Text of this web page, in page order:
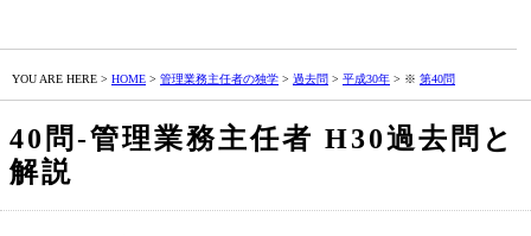
YOU ARE HERE > HOME > 管理業務主任者の独学 > 過去問 > 平成30年 > ※ 第40問
40問‐管理業務主任者 H30過去問と
解説